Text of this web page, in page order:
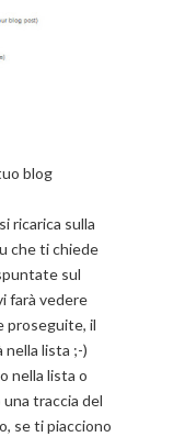
blog
ricarica sulla
che ti chiede
sul
farà vedere
proseguite, il
nella lista ;-)
nella lista o
traccia del
se ti piacciono